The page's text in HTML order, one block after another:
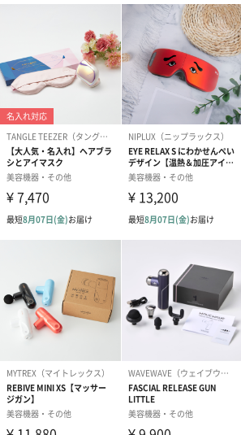
・当該製品は急速充電非対応です。製品が熱
の原因となる場合があります。ご使用のア
（5V/1-2A）のものかご確認ください。
・PCでの充電もしくは、急速充電・複数口
充電をお勧めしております。
・充電の際は、必ず付属ケーブルをご利用
商品詳細情報
商品サイズ
長さ12cm×幅22cm×高さ3.8cm
商品重量
74g
外装サイズ
長さ16.5cm×幅29cm×高さ
外装パッケー
ジ
ビニール袋
パッケージ内
同梱物
取扱説明書兼保証書
充電用ケーブル